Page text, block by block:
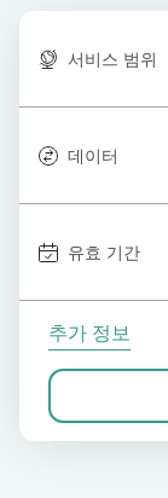
서비스 범위
데이터
유효 기간
추가 정보